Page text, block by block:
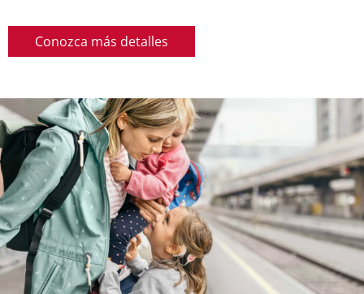
Conozca más detalles